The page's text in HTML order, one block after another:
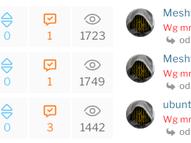
0 1 1723
Wg
0 1 1749
Wg
0 3 1442
Wg